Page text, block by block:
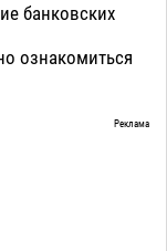
банковских
ознакомиться
Реклама